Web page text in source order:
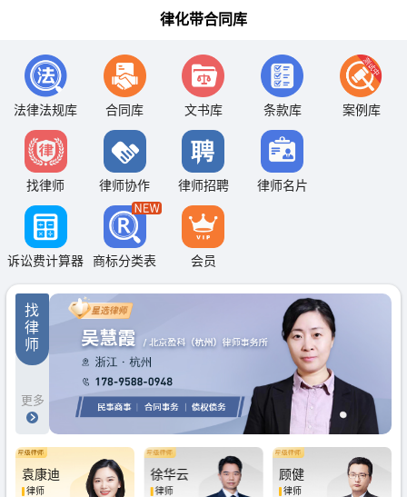
律化带合同库
法律法规库 合同库 文书库 条款库 案例库
找律师 律师协作 律师招聘 律师名片
诉讼费计算器 商标分类表 会员
找
律
师
更多
袁康迪
律师
徐华云
律师
顾健
律师